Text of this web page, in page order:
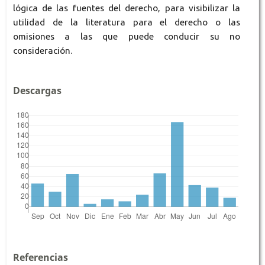
lógica de las fuentes del derecho, para visibilizar la
utilidad de la literatura para el derecho o las
omisiones a las que puede conducir su no
consideración.
Descargas
Referencias